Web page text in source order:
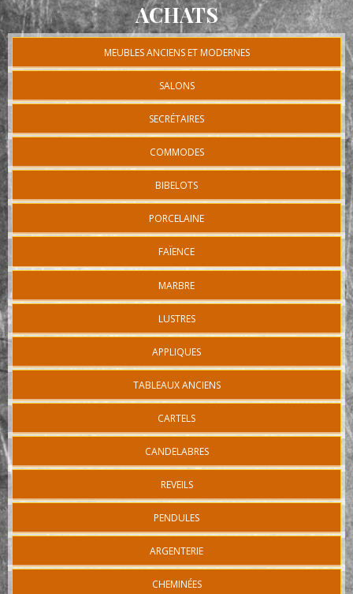
ACHATS
MEUBLES ANCIENS ET MODERNES
SALONS
SECRÉTAIRES
COMMODES
BIBELOTS
PORCELAINE
FAÏENCE
MARBRE
LUSTRES
APPLIQUES
TABLEAUX ANCIENS
CARTELS
CANDELABRES
REVEILS
PENDULES
ARGENTERIE
CHEMINÉES